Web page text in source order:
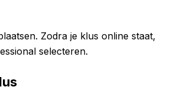
Zodra je klus online staat,
selecteren.